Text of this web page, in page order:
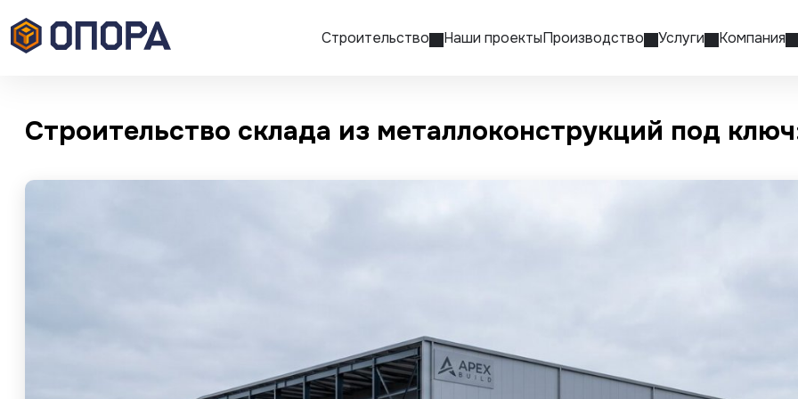
Строительство Наши проектыПроизводство Услуги Компания
Строительство склада из металлоконструкций под